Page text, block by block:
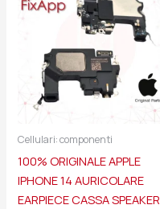
Cellulari: componenti
100% ORIGINALE APPLE
IPHONE 14 AURICOLARE
EARPIECE CASSA SPEAKER